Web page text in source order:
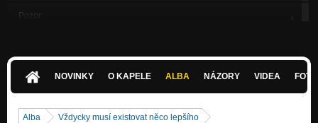
Pozor
Vedoucí
NOVINKY O KAPELE ALBA NÁZORY VIDEA
Alba Vždycky musí existovat něco lepšího